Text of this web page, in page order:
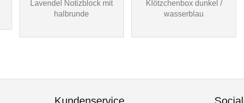
Lavendel Notizblock mit
halbrunde
Klötzchenbox dunkel /
wasserblau